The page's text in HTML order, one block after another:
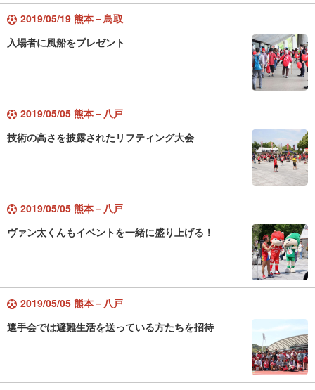
2019/05/19 熊本－鳥取
入場者に風船をプレゼント
2019/05/05 熊本－八戸
技術の高さを披露されたリフティング大会
2019/05/05 熊本－八戸
ヴァン太くんもイベントを一緒に盛り上げる！
2019/05/05 熊本－八戸
選手会では避難生活を送っている方たちを招待